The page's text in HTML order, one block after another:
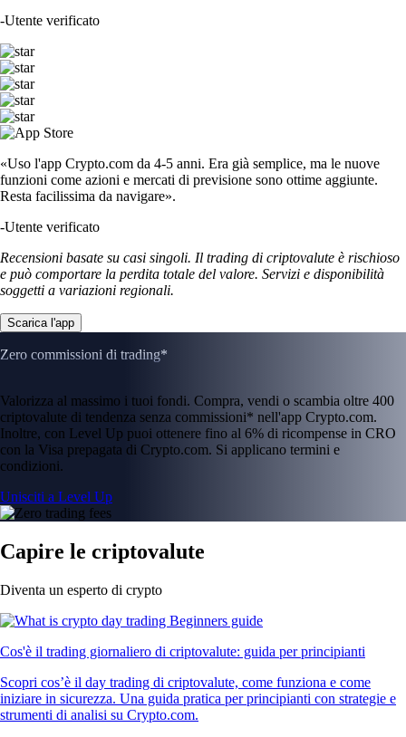
-Utente verificato
«Uso l'app Crypto.com da 4-5 anni. Era già semplice, ma le nuove
funzioni come azioni e mercati di previsione sono ottime aggiunte.
Resta facilissima da navigare».
-Utente verificato
Recensioni basate su casi singoli. Il trading di criptovalute è rischioso
e può comportare la perdita totale del valore. Servizi e disponibilità
soggetti a variazioni regionali.
Scarica l'app
Zero commissioni di trading*
Valorizza al massimo i tuoi fondi. Compra, vendi o scambia oltre 400
criptovalute di tendenza senza commissioni* nell'app Crypto.com.
Inoltre, con Level Up puoi ottenere fino al 6% di ricompense in CRO
con la Visa prepagata di Crypto.com. Si applicano termini e
condizioni.
Unisciti a Level Up
Capire le criptovalute
Diventa un esperto di crypto
Cos'è il trading giornaliero di criptovalute: guida per principianti
Scopri cos’è il day trading di criptovalute, come funziona e come
iniziare in sicurezza. Una guida pratica per principianti con strategie e
strumenti di analisi su Crypto.com.